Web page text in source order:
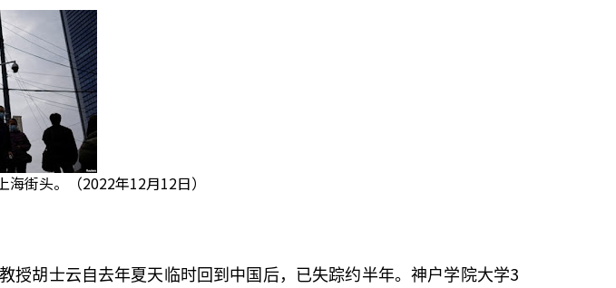
街头。（2022年12月12日）
授胡士云自去年夏天临时回到中国后，已失踪约半年。神户学院大学3